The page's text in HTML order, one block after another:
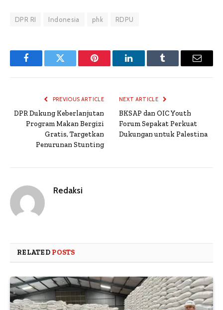
DPR RI Indonesia phk RDPU
FacebookTwitter Pinterest LinkedInTumblr Email
PREVIOUS ARTICLE
DPR Dukung Keberlanjutan
Program Makan Bergizi
Gratis, Targetkan
Penurunan Stunting
NEXT ARTICLE
BKSAP dan OIC Youth
Forum Sepakat Perkuat
Dukungan untuk Palestina
Redaksi
RELATED POSTS